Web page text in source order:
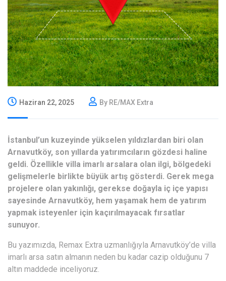
Haziran 22, 2025 By RE/MAX Extra
İstanbul’un kuzeyinde yükselen yıldızlardan biri olan
Arnavutköy, son yıllarda yatırımcıların gözdesi haline
geldi. Özellikle villa imarlı arsalara olan ilgi, bölgedeki
gelişmelerle birlikte büyük artış gösterdi. Gerek mega
projelere olan yakınlığı, gerekse doğayla iç içe yapısı
sayesinde Arnavutköy, hem yaşamak hem de yatırım
yapmak isteyenler için kaçırılmayacak fırsatlar
sunuyor.
Bu yazımızda, Remax Extra uzmanlığıyla Arnavutköy’de villa
imarlı arsa satın almanın neden bu kadar cazip olduğunu 7
altın maddede inceliyoruz.